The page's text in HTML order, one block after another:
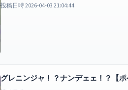
投稿日時 2026-04-03 21:04:44
グレニンジャ！？ナンデェェ！？【